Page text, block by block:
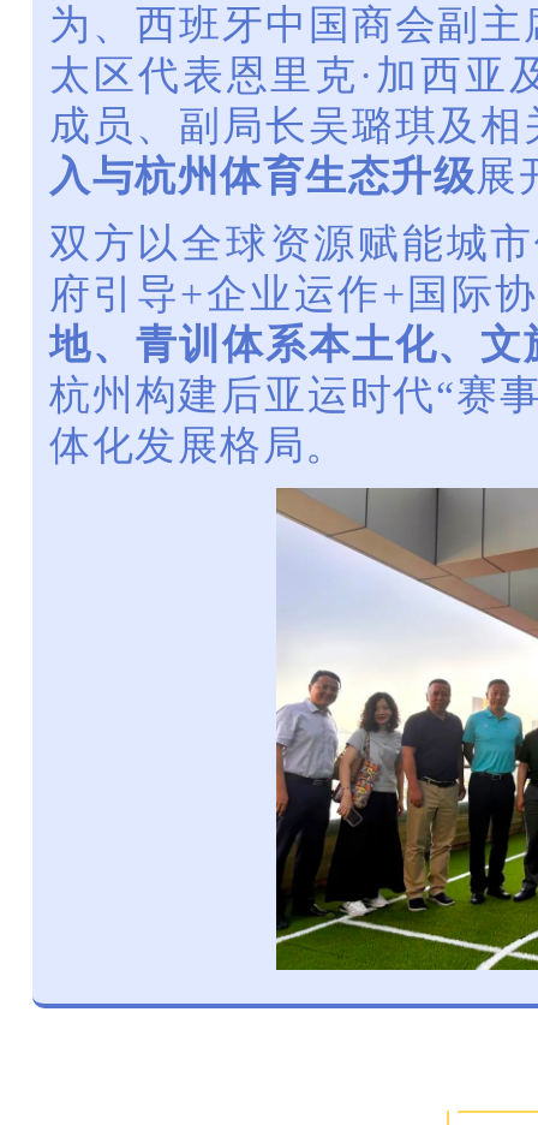
为、西班牙中国商会副主
太区代表恩里克·加西亚
成员、副局长吴璐琪及相
入与杭州体育生态升级展
双方以全球资源赋能城
府引导+企业运作+国际
地、青训体系本土化、文
杭州构建后亚运时代“赛
体化发展格局。